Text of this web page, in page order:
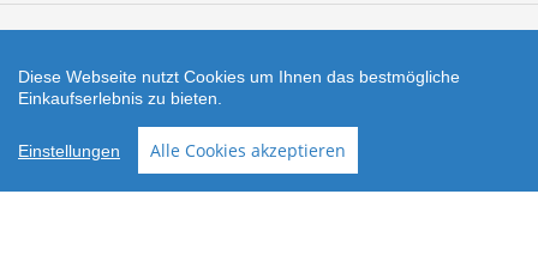
Facebook
Instagram
Shop erstellt mit
VersaCommerce.
Besuche uns auch auf lieber-
lokal.de
Diese Webseite nutzt Cookies um Ihnen das bestmögliche
Einkaufserlebnis zu bieten.
Einstellungen Alle Cookies akzeptieren